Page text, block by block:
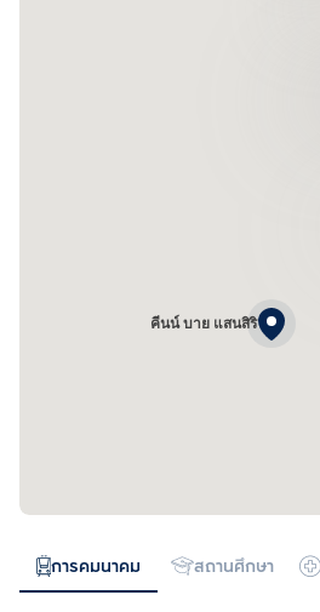
คีนน์ บาย แสนสิริ
การคมนาคม สถานศึกษา